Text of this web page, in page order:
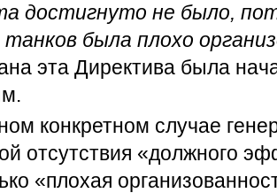
достигнуто не было,
была плохо
эта Директива была
конкретном случае
отсутствия «должного
«плохая